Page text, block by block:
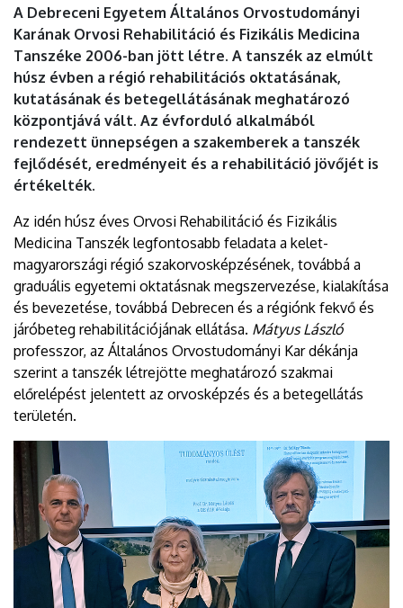
A Debreceni Egyetem Általános Orvostudományi
Karának Orvosi Rehabilitáció és Fizikális Medicina
Tanszéke 2006-ban jött létre. A tanszék az elmúlt
húsz évben a régió rehabilitációs oktatásának,
kutatásának és betegellátásának meghatározó
központjává vált. Az évforduló alkalmából
rendezett ünnepségen a szakemberek a tanszék
fejlődését, eredményeit és a rehabilitáció jövőjét is
értékelték.
Az idén húsz éves Orvosi Rehabilitáció és Fizikális
Medicina Tanszék legfontosabb feladata a kelet-
magyarországi régió szakorvosképzésének, továbbá a
graduális egyetemi oktatásnak megszervezése, kialakítása
és bevezetése, továbbá Debrecen és a régiónk fekvő és
járóbeteg rehabilitációjának ellátása. Mátyus László
professzor, az Általános Orvostudományi Kar dékánja
szerint a tanszék létrejötte meghatározó szakmai
előrelépést jelentett az orvosképzés és a betegellátás
területén.